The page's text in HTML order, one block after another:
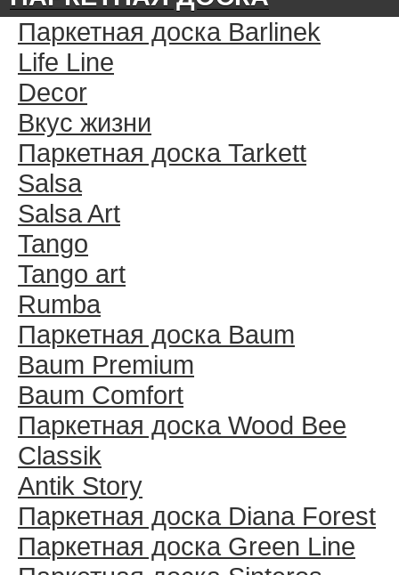
Паркетная доска Barlinek
Life Line
Decor
Вкус жизни
Паркетная доска Tarkett
Salsa
Salsa Art
Tango
Tango art
Rumba
Паркетная доска Baum
Baum Premium
Baum Comfort
Паркетная доска Wood Bee
Classik
Antik Story
Паркетная доска Diana Forest
Паркетная доска Green Line